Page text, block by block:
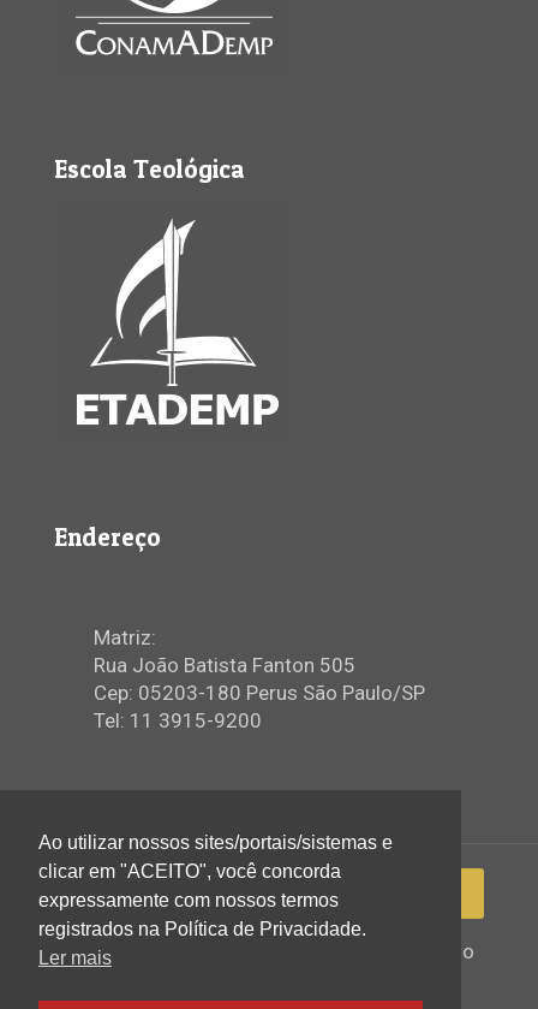
Escola Teológica
Endereço
Matriz:
Rua João Batista Fanton 505
Cep: 05203-180 Perus São Paulo/SP
Tel: 11 3915-9200
2022 © Igreja Assembleia de Deus Ministério
Ao utilizar nossos sites/portais/sistemas e
clicar em "ACEITO", você concorda
expressamente com nossos termos
registrados na Política de Privacidade.
Ler mais